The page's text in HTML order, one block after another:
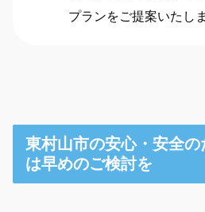
プランをご提案いたし
東村山市の安心・安全
は早めのご検討を